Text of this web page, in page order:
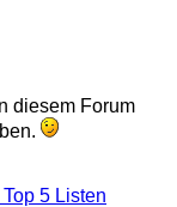
diesem Forum
5 Listen